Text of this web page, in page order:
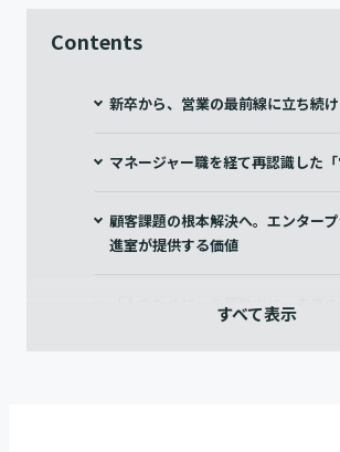
Contents
新卒から、営業の最前線に立ち続
マネージャー職を経て再認識した
顧客課題の根本解決へ。エンター
進室が提供する価値
「人のために」を原動力に、未来